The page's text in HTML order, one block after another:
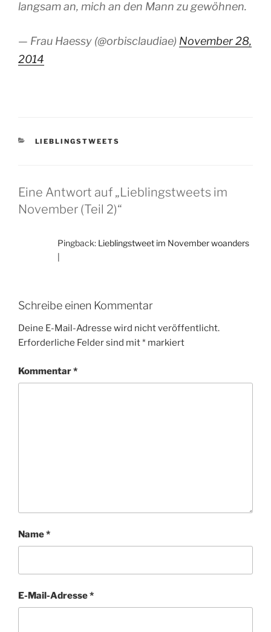
langsam an, mich an den Mann zu gewöhnen.
— Frau Haessy (@orbisclaudiae) November 28,
2014
KATEGORIEN
LIEBLINGSTWEETS
Eine Antwort auf „Lieblingstweets im
November (Teil 2)“
Pingback: Lieblingstweet im November woanders
Schreibe einen Kommentar
Deine E-Mail-Adresse wird nicht veröffentlicht.
Erforderliche Felder sind mit* markiert
Kommentar*
Name*
E-Mail-Adresse*